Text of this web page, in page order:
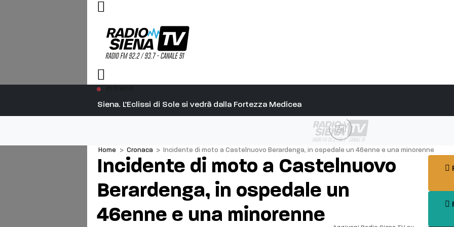
Siena. L’Eclissi di Sole si vedrà dalla Fortezza Medicea
Ad
Home > Cronaca > Incidente di moto a Castelnuovo Berardenga, in ospedale un 46enne e una minorenne
Incidente di moto a Castelnuovo
Berardenga, in ospedale un
46enne e una minorenne